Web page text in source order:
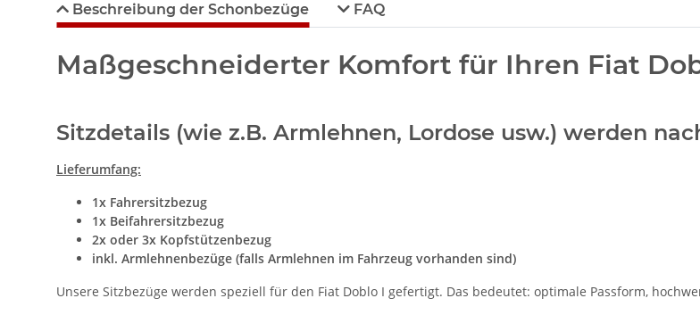
Beschreibung der Schonbezüge FAQ
Maßgeschneiderter Komfort für Ihren Fiat
Sitzdetails (wie z.B. Armlehnen, Lordose usw.) werden
Lieferumfang:
1x Fahrersitzbezug
1x Beifahrersitzbezug
2x oder 3x Kopfstützenbezug
inkl. Armlehnenbezüge (falls Armlehnen im Fahrzeug vorhanden sind)
Unsere Sitzbezüge werden speziell für den Fiat Doblo I gefertigt. Das bedeutet: optimale Passform,